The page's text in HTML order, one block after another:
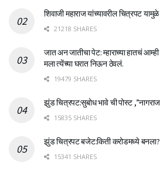
शिवाजी महाराज यांच्यावरील चित्रपट
21218 SHARES
जात अन जातीचा पेट: म्हाराच्या हातचं आम्ही
मला त्येंच्या घरात निऊन ठेवलं.
19479 SHARES
झुंड चित्रपट:सुबोध भावे ची पोस्ट
15835 SHARES
झुंड चित्रपट बजेट:किती करोडमध्ये
15341 SHARES